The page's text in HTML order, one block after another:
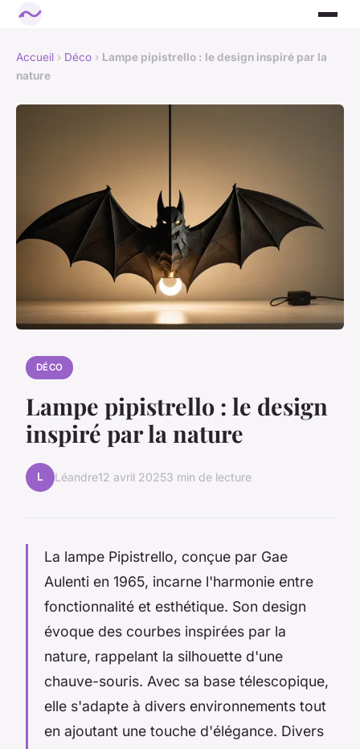
Accueil › Déco › Lampe pipistrello : le design inspiré par la
nature
DÉCO
Lampe pipistrello : le design
inspiré par la nature
L Léandre12 avril 20253 min de lecture
La lampe Pipistrello, conçue par Gae
Aulenti en 1965, incarne l'harmonie entre
fonctionnalité et esthétique. Son design
évoque des courbes inspirées par la
nature, rappelant la silhouette d'une
chauve-souris. Avec sa base télescopique,
elle s'adapte à divers environnements tout
en ajoutant une touche d'élégance. Divers